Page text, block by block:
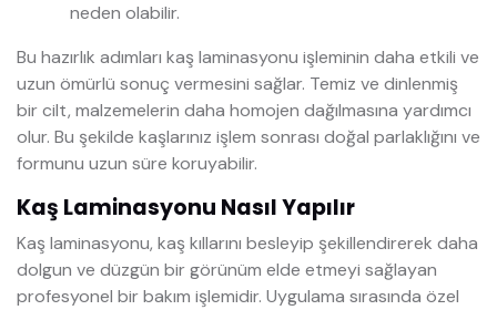
neden olabilir.
Bu hazırlık adımları kaş laminasyonu işleminin daha etkili ve
uzun ömürlü sonuç vermesini sağlar. Temiz ve dinlenmiş
bir cilt, malzemelerin daha homojen dağılmasına yardımcı
olur. Bu şekilde kaşlarınız işlem sonrası doğal parlaklığını ve
formunu uzun süre koruyabilir.
Kaş Laminasyonu Nasıl Yapılır
Kaş laminasyonu, kaş kıllarını besleyip şekillendirerek daha
dolgun ve düzgün bir görünüm elde etmeyi sağlayan
profesyonel bir bakım işlemidir. Uygulama sırasında özel